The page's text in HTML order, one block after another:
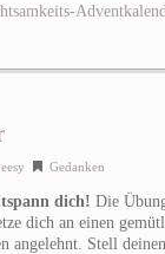
Gedanken
dich! Die
dich an einen
angelehnt. Stell